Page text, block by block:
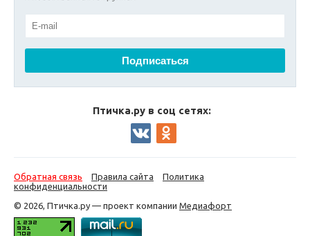
Птичка.ру в соц сетях:
Обратная связь Правила сайта
Политика
конфиденциальности
© 2026, Птичка.ру — проект компании Медиафорт